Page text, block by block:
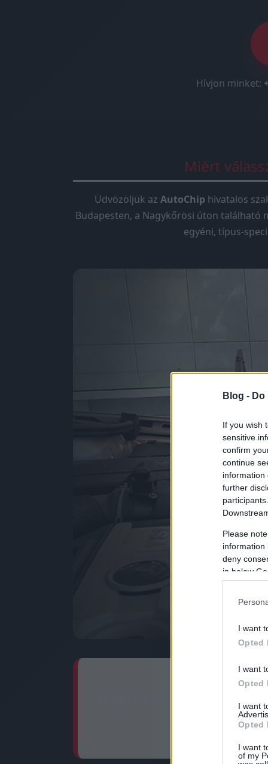
Blog -
If you wish
sensitive
confirm
continue
information
further
Please
information
deny
in below
I want
Opted
I want
Opted
I want
Opted
I want
of my
Hívjon minket:
Miért
Üdvözöljük az AutoChip hivatalos
Budapesten, a Nagykőrösi úton található
egyéni, típus-
Az autó motorvezérlő
gyári szoftver finomhangolása